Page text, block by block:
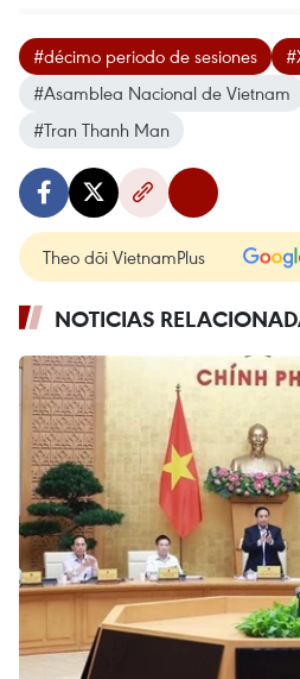
#décimo periodo de sesiones
#Asamblea Nacional de Vietnam
#Tran Thanh Man
Theo dõi VietnamPlus
NOTICIAS